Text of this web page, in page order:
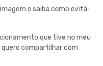
e saiba como evitá-
que tive no meu
quero compartilhar com